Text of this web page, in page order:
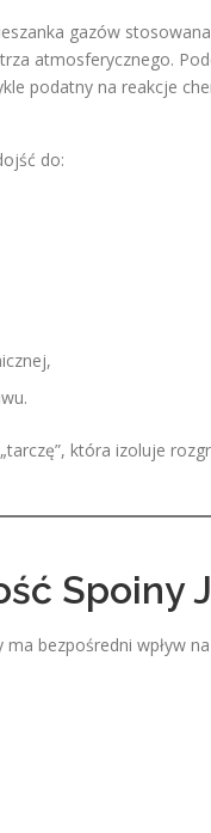
gazów
atmosferycznego.
podatny na reakcje
do:
która izoluje
Spoiny
bezpośredni wpływ